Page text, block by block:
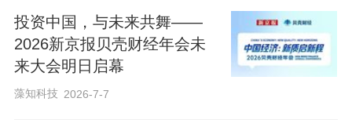
投资中国，与未来共舞——
2026新京报贝壳财经年会未
来大会明日启幕
藻知科技 2026-7-7